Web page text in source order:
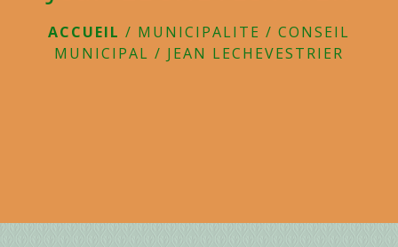
ACCUEIL / MUNICIPALITE / CONSEIL
MUNICIPAL / JEAN LECHEVESTRIER